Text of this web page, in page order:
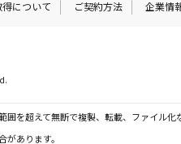
について ご契約方法 企業情
を超えて無断で複製、転載、ファイル化
があります。